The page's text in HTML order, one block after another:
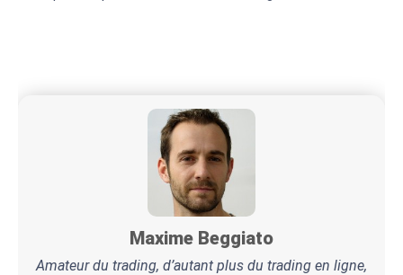
Maxime Beggiato
Amateur du trading, d’autant plus du trading en ligne,